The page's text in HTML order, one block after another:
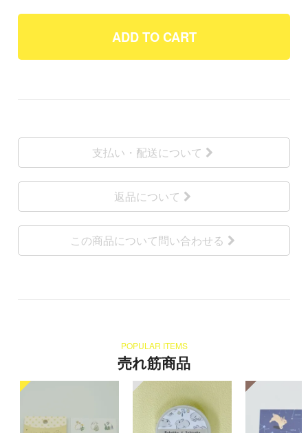
ADD TO CART
支払い・配送について
返品について
この商品について問い合わせる
POPULAR ITEMS
売れ筋商品